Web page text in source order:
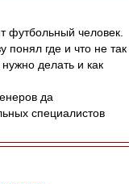
футбольный человек.
понял где и что не так
делать и как
да
специалистов